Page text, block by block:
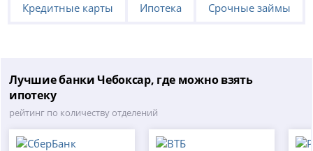
Кредитные карты Ипотека Срочные займы
Лучшие банки Чебоксар, где можно взять
ипотеку
рейтинг по количеству отделений